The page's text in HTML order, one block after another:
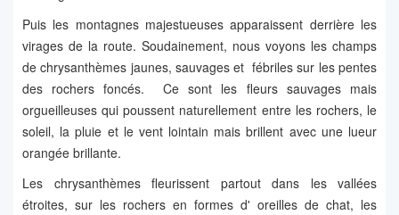
Puis les montagnes majestueuses apparaissent derrière les
virages de la route. Soudainement, nous voyons les champs
de chrysanthèmes jaunes, sauvages et fébriles sur les pentes
des rochers foncés. Ce sont les fleurs sauvages mais
orgueilleuses qui poussent naturellement entre les rochers, le
soleil, la pluie et le vent lointain mais brillent avec une lueur
orangée brillante.
Les chrysanthèmes fleurissent partout dans les vallées
étroites, sur les rochers en formes d' oreilles de chat, les